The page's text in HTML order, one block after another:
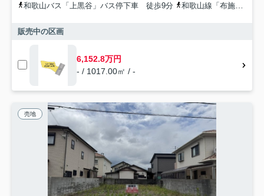
和歌山バス「上黒谷」バス停下車 徒歩9分
和歌山線「布施屋」駅 徒歩48分
販売中の区画
6,152.8万円
- / 1017.00㎡ / -
売地